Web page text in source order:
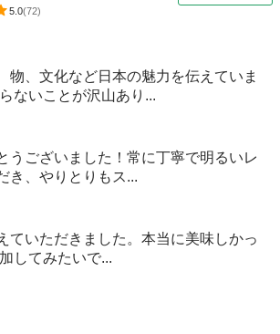
5.0(72)
物、文化など日本の魅力を伝えていま
ないことが沢山あり...
うございました！常に丁寧で明るいレ
き、やりとりもス...
ていただきました。本当に美味しかっ
してみたいで...